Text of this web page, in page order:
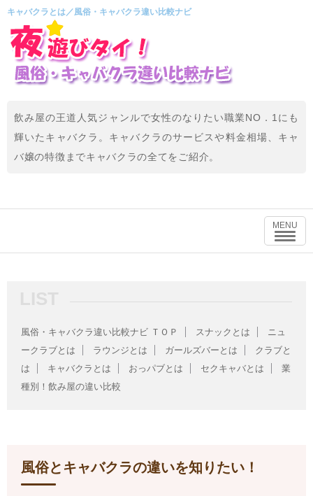
キャバクラとは／風俗・キャバクラ違い比較ナビ
飲み屋の王道人気ジャンルで女性のなりたい職業NO．1にも
輝いたキャバクラ。キャバクラのサービスや料金相場、キャ
バ嬢の特徴までキャバクラの全てをご紹介。
MENU
風俗・キャバクラ違い比較ナビ ＴＯＰ スナックとは
ニュ
ークラブとは
ラウンジとは ガールズバーとは
クラブと
は
キャバクラとは おっパブとは セクキャバとは
業
種別！飲み屋の違い比較
風俗とキャバクラの違いを知りたい！